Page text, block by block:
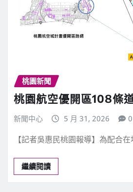
桃園新聞
桃園航空優開區108條
新聞中心 5 月 31, 2026 0
【記者吳惠民桃園報導】為配合
繼續閱讀